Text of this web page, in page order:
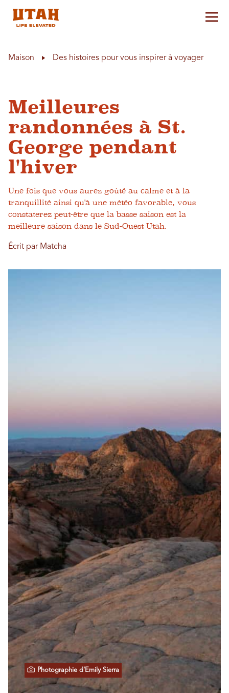
Maison Des histoires pour vous inspirer à voyager
Meilleures
randonnées à St.
George pendant
l'hiver
Une fois que vous aurez goûté au calme et à la
tranquillité ainsi qu'à une météo favorable, vous
constaterez peut-être que la basse saison est la
meilleure saison dans le Sud-Ouest Utah.
Écrit par Matcha
Photographie d'Emily Sierra